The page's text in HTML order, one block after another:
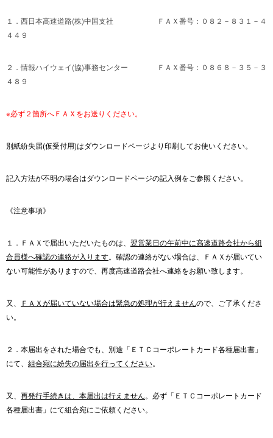
１．西日本高速道路(株)中国支社 ＦＡＸ番号：０８２－８３１－４
４４９
２．情報ハイウェイ(協)事務センター ＦＡＸ番号：０８６８－３５－３
４８９
※必ず２箇所へＦＡＸをお送りください。
別紙紛失届(仮受付用)はダウンロードページより印刷してお使いください。
記入方法が不明の場合はダウンロードページの記入例をご参照ください。
《注意事項》
１．ＦＡＸで届出いただいたものは、 翌営業日の午前中に高速道路会社から組
合員様へ確認の連絡が入ります。確認の連絡がない場合は、ＦＡＸが届いてい
ない可能性がありますので、再度高速道路会社へ連絡をお願い致します。
又、 ＦＡＸが届いていない場合は緊急の処理が行えませんので、ご了承くださ
い。
２．本届出をされた場合でも、別途「ＥＴＣコーポレートカード各種届出書」
にて、 組合宛に紛失の届出を行ってください。
又、 再発行手続きは、本届出は行えません。必ず「ＥＴＣコーポレートカード
各種届出書」にて組合宛にご依頼ください。